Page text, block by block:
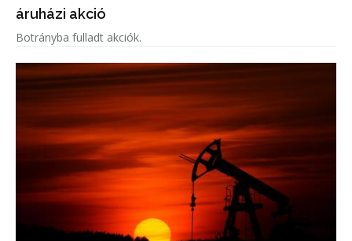
áruházi akció
Botrányba fulladt akciók.